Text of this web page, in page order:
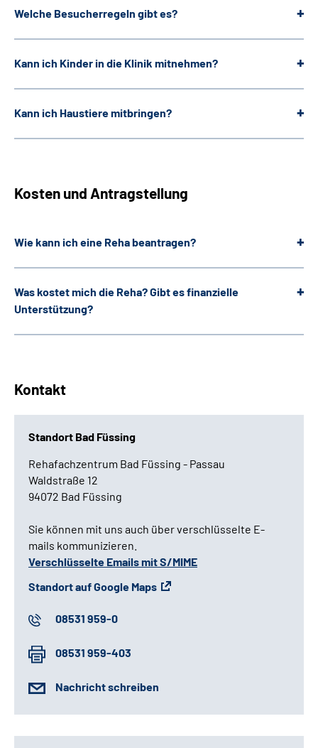
Welche Besucherregeln gibt es?
Kann ich Kinder in die Klinik mitnehmen?
Kann ich Haustiere mitbringen?
Kosten und Antragstellung
Wie kann ich eine Reha beantragen?
Was kostet mich die Reha? Gibt es finanzielle
Unterstützung?
Kontakt
Standort Bad Füssing
Rehafachzentrum Bad Füssing - Passau
Waldstraße 12
94072 Bad Füssing
Sie können mit uns auch über verschlüsselte E-
mails kommunizieren.
Verschlüsselte Emails mit S/MIME
Standort auf Google Maps
08531 959-0
08531 959-403
Nachricht schreiben